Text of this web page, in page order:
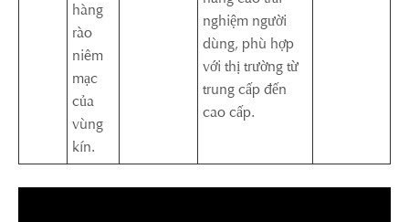
hàng
rào
niêm
mạc
của
vùng
kín.
nghiệm người
dùng, phù hợp
với thị trường từ
trung cấp đến
cao cấp.